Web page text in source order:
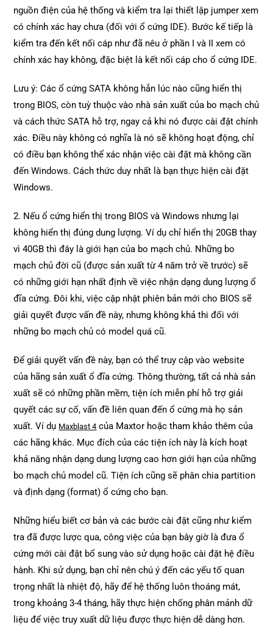
nguồn điện của hệ thống và kiểm tra lại thiết lập jumper xem
có chính xác hay chưa (đối với ổ cứng IDE). Bước kế tiếp là
kiểm tra đến kết nối cáp như đã nêu ở phần I và II xem có
chính xác hay không, đặc biệt là kết nối cáp cho ổ cứng IDE.
Lưu ý: Các ổ cứng SATA không hẳn lúc nào cũng hiển thị
trong BIOS, còn tuỳ thuộc vào nhà sản xuất của bo mạch chủ
và cách thức SATA hỗ trợ, ngay cả khi nó được cài đặt chính
xác. Điều này không có nghĩa là nó sẽ không hoạt động, chỉ
có điều bạn không thể xác nhận việc cài đặt mà không cần
đến Windows. Cách thức duy nhất là bạn thực hiện cài đặt
Windows.
2. Nếu ổ cứng hiển thị trong BIOS và Windows nhưng lại
không hiển thị đúng dung lượng. Ví dụ chỉ hiển thị 20GB thay
vì 40GB thì đây là giới hạn của bo mạch chủ. Những bo
mạch chủ đời cũ (được sản xuất từ 4 năm trở về trước) sẽ
có những giới hạn nhất định về việc nhận dạng dung lượng ổ
đĩa cứng. Đôi khi, việc cập nhật phiên bản mới cho BIOS sẽ
giải quyết được vấn đề này, nhưng không khả thi đối với
những bo mạch chủ có model quá cũ.
Để giải quyết vấn đề này, bạn có thể truy cập vào website
của hãng sản xuất ổ đĩa cứng. Thông thường, tất cả nhà sản
xuất sẽ có những phần mềm, tiện ích miễn phí hỗ trợ giải
quyết các sự cố, vấn đề liên quan đến ổ cứng mà họ sản
xuất. Ví dụ Maxblast 4 của Maxtor hoặc tham khảo thêm của
các hãng khác. Mục đích của các tiện ích này là kích hoạt
khả năng nhận dạng dung lượng cao hơn giới hạn của những
bo mạch chủ model cũ. Tiện ích cũng sẽ phân chia partition
và định dạng (format) ổ cứng cho bạn.
Những hiểu biết cơ bản và các bước cài đặt cũng như kiểm
tra đã được lược qua, công việc của bạn bây giờ là đưa ổ
cứng mới cài đặt bổ sung vào sử dụng hoặc cài đặt hệ điều
hành. Khi sử dụng, bạn chỉ nên chú ý đến các yếu tố quan
trọng nhất là nhiệt độ, hãy để hệ thống luôn thoáng mát,
trong khoảng 3-4 tháng, hãy thực hiện chống phân mảnh dữ
liệu để việc truy xuất dữ liệu được thực hiện dễ dàng hơn.